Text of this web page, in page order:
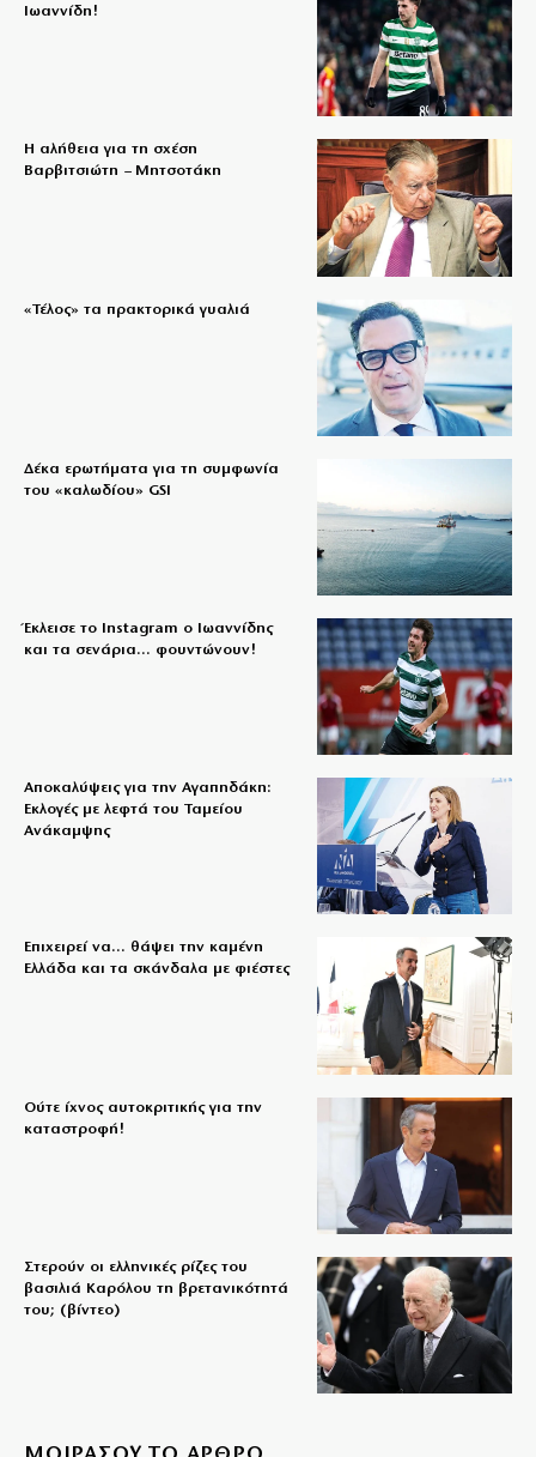
Ιωαννίδη!
Η αλήθεια για τη σχέση
Βαρβιτσιώτη – Μητσοτάκη
«Τέλος» τα πρακτορικά γυαλιά
Δέκα ερωτήματα για τη συμφωνία
του «καλωδίου» GSI
Έκλεισε το Instagram ο Ιωαννίδης
και τα σενάρια… φουντώνουν!
Αποκαλύψεις για την Αγαπηδάκη:
Εκλογές με λεφτά του Ταμείου
Ανάκαμψης
Επιχειρεί να… θάψει την καμένη
Ελλάδα και τα σκάνδαλα με φιέστες
Ούτε ίχνος αυτοκριτικής για την
καταστροφή!
Στερούν οι ελληνικές ρίζες του
βασιλιά Καρόλου τη βρετανικότητά
του; (βίντεο)